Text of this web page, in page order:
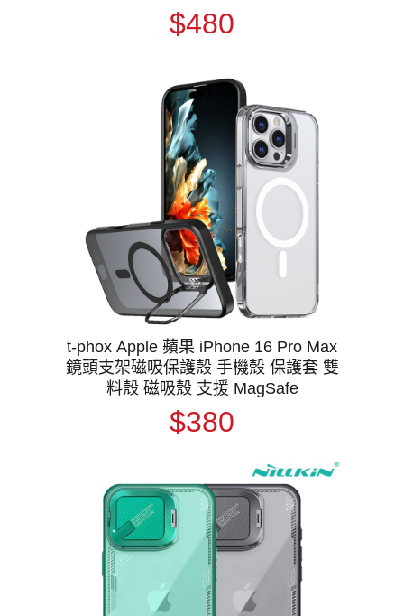
$480
t-phox Apple 蘋果 iPhone 16 Pro Max
鏡頭支架磁吸保護殼 手機殼 保護套 雙
料殼 磁吸殼 支援 MagSafe
$380